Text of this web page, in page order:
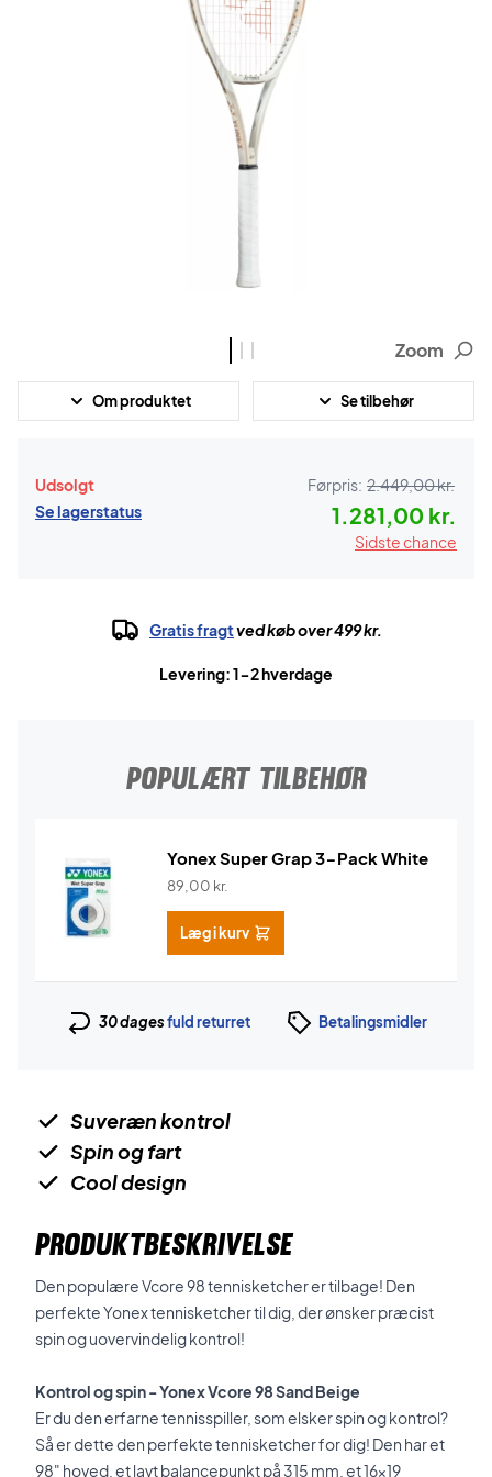
Zoom
Om produktet Se tilbehør
Udsolgt
Se lagerstatus
Førpris: 2.449,00 kr.
1.281,00 kr.
Sidste chance
Gratis fragtved køb over 499 kr.
Levering: 1-2 hverdage
POPULÆRT TILBEHØR
Yonex Super Grap 3-Pack White
89,00 kr.
Læg i kurv
30 dagesfuld returret Betalingsmidler
Suveræn kontrol
Spin og fart
Cool design
PRODUKTBESKRIVELSE
Den populære Vcore 98 tennisketcher er tilbage! Den
perfekte Yonex tennisketcher til dig, der ønsker præcist
spin og uovervindelig kontrol!
Kontrol og spin - Yonex Vcore 98 Sand Beige
Er du den erfarne tennisspiller, som elsker spin og kontrol?
Så er dette den perfekte tennisketcher for dig! Den haret
98" hoved, et lavt balancepunkt på 315 mm, et 16x19